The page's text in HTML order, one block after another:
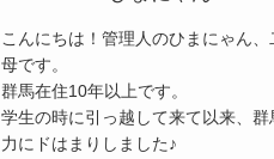
こんにちは！管理人のひまにゃん、
母です。
群馬在住10年以上です。
学生の時に引っ越して来て以来、群
力にドはまりしました♪